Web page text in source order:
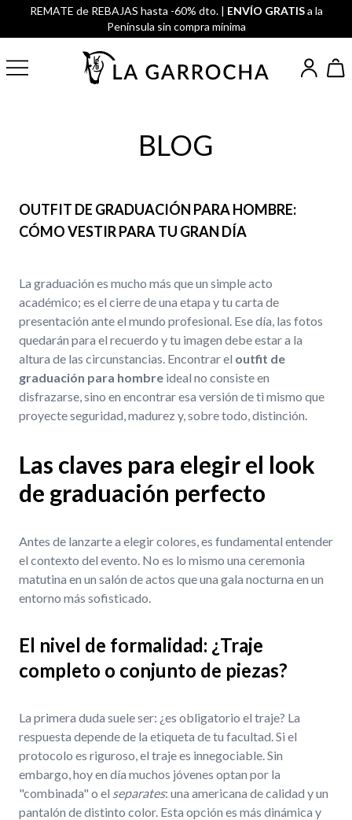
REMATE de REBAJAS hasta -60% dto. | ENVÍO GRATISa la
Península sin compra mínima
BLOG
OUTFIT DE GRADUACIÓN PARA HOMBRE:
CÓMO VESTIR PARA TU GRAN DÍA
La graduación es mucho más que un simple acto
académico; es el cierre de una etapa y tu carta de
presentación ante el mundo profesional. Ese día, las fotos
quedarán para el recuerdo y tu imagen debe estar a la
altura de las circunstancias. Encontrar el outfit de
graduación para hombre ideal no consiste en
disfrazarse, sino en encontrar esa versión de ti mismo que
proyecte seguridad, madurez y, sobre todo, distinción.
Las claves para elegir el look
de graduación perfecto
Antes de lanzarte a elegir colores, es fundamental entender
el contexto del evento. No es lo mismo una ceremonia
matutina en un salón de actos que una gala nocturna en un
entorno más sofisticado.
El nivel de formalidad: ¿Traje
completo o conjunto de piezas?
La primera duda suele ser: ¿es obligatorio el traje? La
respuesta depende de la etiqueta de tu facultad. Si el
protocolo es riguroso, el traje es innegociable. Sin
embargo, hoy en día muchos jóvenes optan por la
"combinada" o el separates: una americana de calidad y un
pantalón de distinto color. Esta opción es más dinámica y